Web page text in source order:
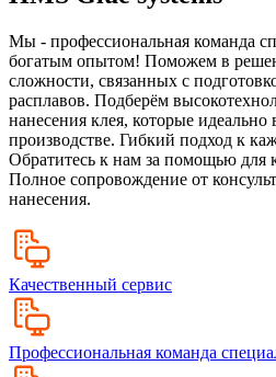
Мы - профессиональная команда
богатым опытом! Поможем в
сложности, связанных с
расплавов. Подберём
нанесения клея, которые
производстве. Гибкий подход к
Обратитесь к нам за помощью для
Полное сопровождение от
нанесения.
Качественный сервис
Профессиональная команда